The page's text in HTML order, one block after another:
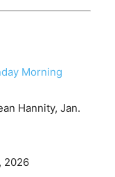
Morning
Hannity, Jan.
2026